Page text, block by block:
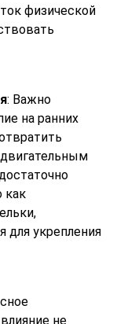
физической
: Важно
на ранних
как
для укрепления
не